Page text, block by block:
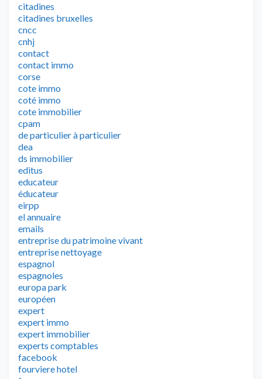
citadines
citadines bruxelles
cncc
cnhj
contact
contact immo
corse
cote immo
coté immo
cote immobilier
cpam
de particulier à particulier
dea
ds immobilier
editus
educateur
éducateur
eirpp
el annuaire
emails
entreprise du patrimoine vivant
entreprise nettoyage
espagnol
espagnoles
europa park
européen
expert
expert immo
expert immobilier
experts comptables
facebook
fourviere hotel